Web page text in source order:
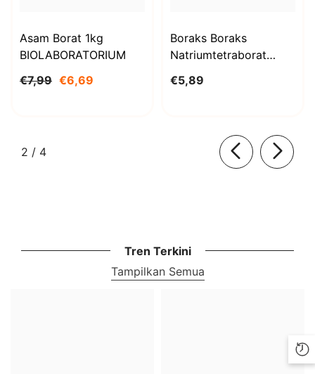
Asam Borat 1kg
BIOLABORATORIUM
€7,99 €6,69
Boraks Boraks
Natriumtetraborat
BioLaboratorium
€5,89
2 / dari
4
Tren Terkini
Tampilkan Semua